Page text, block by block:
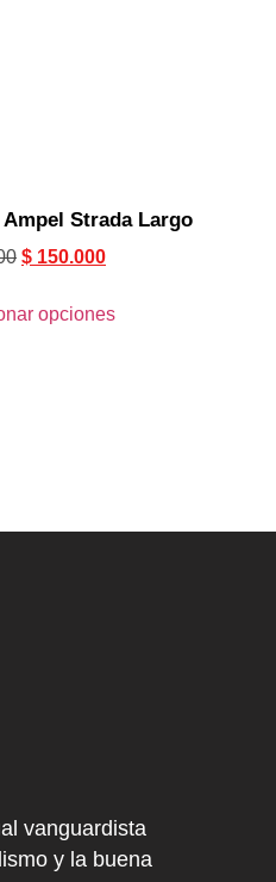
Ampel Strada Largo
$ 150.000
opciones
vanguardista
y la buena